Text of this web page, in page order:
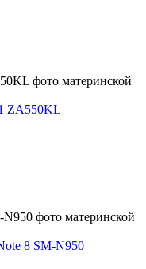
фото материнской
ZA550KL
N950 фото материнской
8 SM-N950